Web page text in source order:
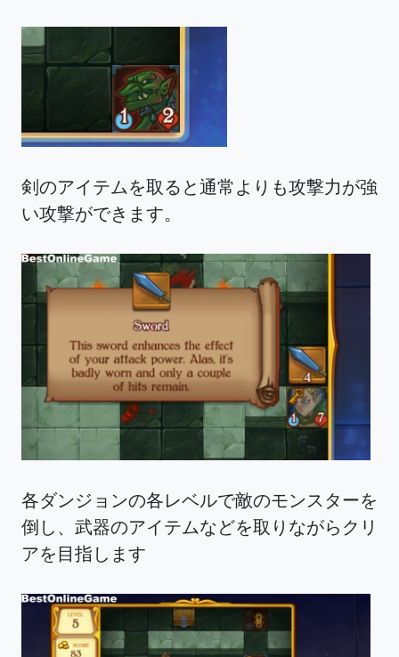
剣のアイテムを取ると通常よりも攻撃力が強
い攻撃ができます。
各ダンジョンの各レベルで敵のモンスターを
倒し、武器のアイテムなどを取りながらクリ
アを目指します